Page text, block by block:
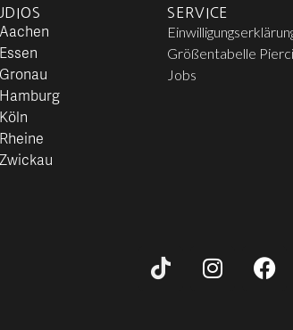
SERVICE
Größentabelle
Jobs